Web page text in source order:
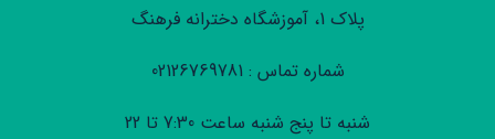
پلاک 1، آموزشگاه دخترانه فرهنگ
شماره تماس : 02126769781
شنبه تا پنج شنبه ساعت 7:30 تا 22